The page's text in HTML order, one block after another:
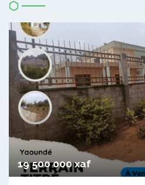
19 500 000 xaf